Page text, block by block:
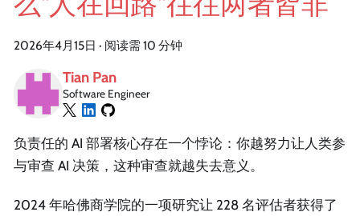
2026年4月15日 · 阅读需 10 分钟
Tian Pan
Software Engineer
负责任的 AI 部署核心存在一个悖论：你越努力让人类参
与审查 AI 决策，这种审查就越失去意义。
2024 年哈佛商学院的一项研究让 228 名评估者获得了